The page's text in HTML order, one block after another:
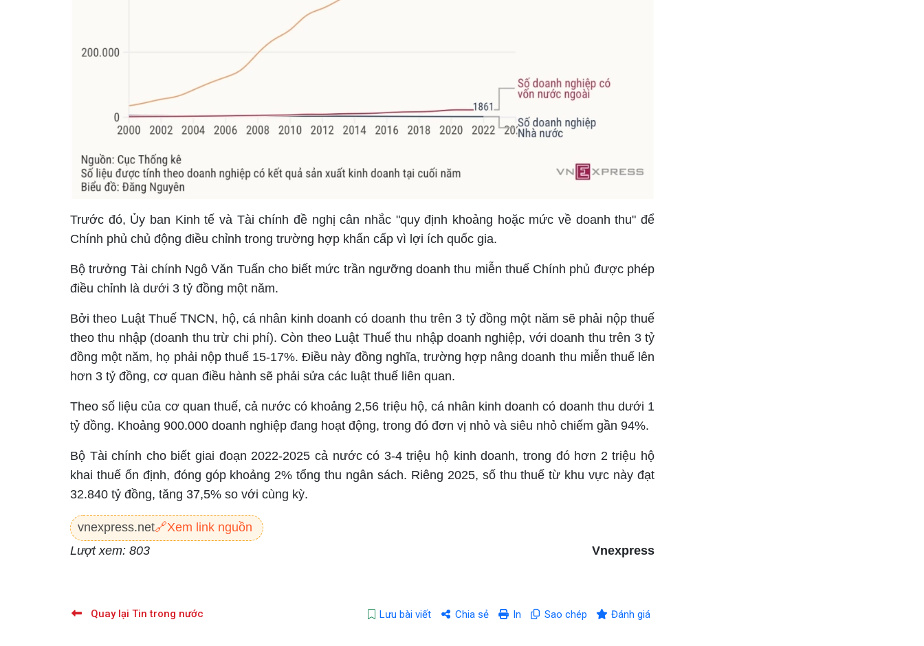
Trước đó, Ủy ban Kinh tế và Tài chính đề nghị cân nhắc "quy định khoảng hoặc mức về doanh thu" để
Chính phủ chủ động điều chỉnh trong trường hợp khẩn cấp vì lợi ích quốc gia.
Bộ trưởng Tài chính Ngô Văn Tuấn cho biết mức trần ngưỡng doanh thu miễn thuế Chính phủ được phép
điều chỉnh là dưới 3 tỷ đồng một năm.
Bởi theo Luật Thuế TNCN, hộ, cá nhân kinh doanh có doanh thu trên 3 tỷ đồng một năm sẽ phải nộp thuế
theo thu nhập (doanh thu trừ chi phí). Còn theo Luật Thuế thu nhập doanh nghiệp, với doanh thu trên 3 tỷ
đồng một năm, họ phải nộp thuế 15-17%. Điều này đồng nghĩa, trường hợp nâng doanh thu miễn thuế lên
hơn 3 tỷ đồng, cơ quan điều hành sẽ phải sửa các luật thuế liên quan.
Theo số liệu của cơ quan thuế, cả nước có khoảng 2,56 triệu hộ, cá nhân kinh doanh có doanh thu dưới 1
tỷ đồng. Khoảng 900.000 doanh nghiệp đang hoạt động, trong đó đơn vị nhỏ và siêu nhỏ chiếm gần 94%.
Bộ Tài chính cho biết giai đoạn 2022-2025 cả nước có 3-4 triệu hộ kinh doanh, trong đó hơn 2 triệu hộ
khai thuế ổn định, đóng góp khoảng 2% tổng thu ngân sách. Riêng 2025, số thu thuế từ khu vực này đạt
32.840 tỷ đồng, tăng 37,5% so với cùng kỳ.
vnexpress.net🔗Xem link nguồn
Lượt xem: 803
Vnexpress
Quay lại Tin trong nước Lưu bài viết Chia sẻ In Sao chép Đánh giá